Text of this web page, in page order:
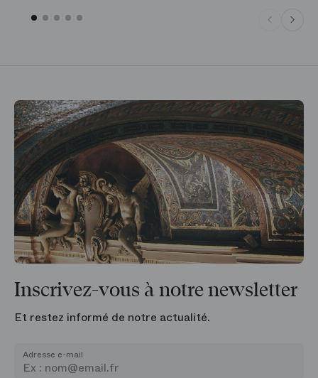
Inscrivez-vous à notre newsletter
Et restez informé de notre actualité.
Adresse e-mail